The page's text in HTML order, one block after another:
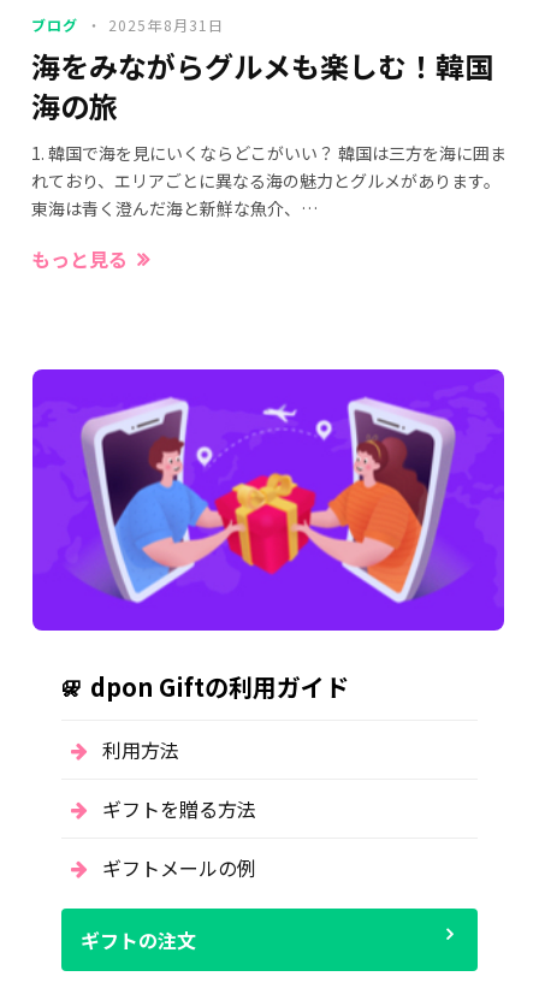
ブログ 2025年8月31日
海をみながらグルメも楽しむ！韓国
海の旅
1. 韓国で海を見にいくならどこがいい？ 韓国は三方を海に囲ま
れており、エリアごとに異なる海の魅力とグルメがあります。
東海は青く澄んだ海と新鮮な魚介、…
もっと見る
dpon Giftの利用ガイド
利用方法
ギフトを贈る方法
ギフトメールの例
ギフトの注文